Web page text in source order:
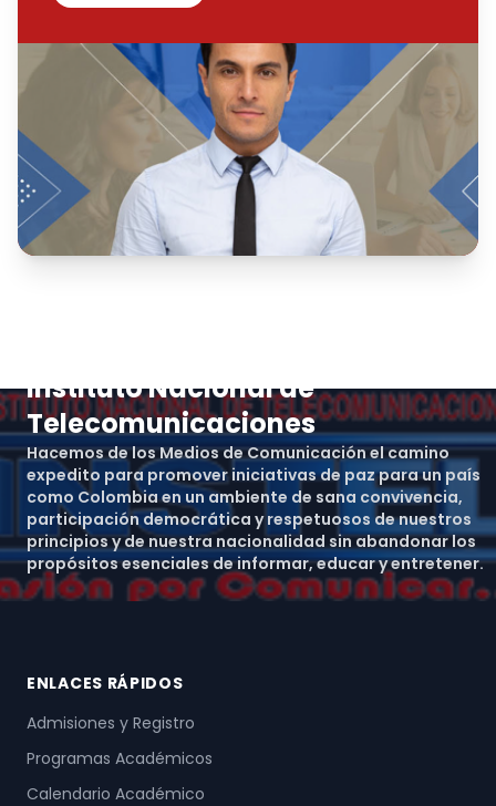
Instituto Nacional de
Telecomunicaciones
Hacemos de los Medios de Comunicación el camino
expedito para promover iniciativas de paz para un país
como Colombia en un ambiente de sana convivencia,
participación democrática y respetuosos de nuestros
principios y de nuestra nacionalidad sin abandonar los
propósitos esenciales de informar, educar y entretener.
ENLACES RÁPIDOS
Admisiones y Registro
Programas Académicos
Calendario Académico